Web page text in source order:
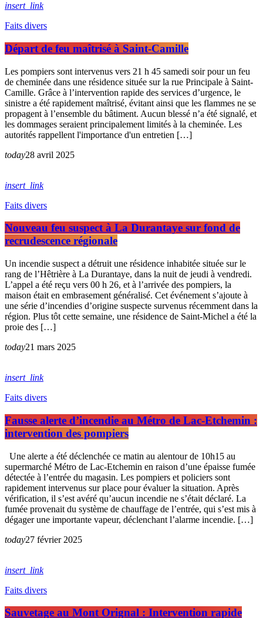
insert_link
Faits divers
Départ de feu maîtrisé à Saint-Camille
Les pompiers sont intervenus vers 21 h 45 samedi soir pour un feu
de cheminée dans une résidence située sur la rue Principale à Saint-
Camille. Grâce à l’intervention rapide des services d’urgence, le
sinistre a été rapidement maîtrisé, évitant ainsi que les flammes ne se
propagent à l’ensemble du bâtiment. Aucun blessé n’a été signalé, et
les dommages seraient principalement limités à la cheminée. Les
autorités rappellent l'importance d'un entretien […]
today28 avril 2025
insert_link
Faits divers
Nouveau feu suspect à La Durantaye sur fond de
recrudescence régionale
Un incendie suspect a détruit une résidence inhabitée située sur le
rang de l’Hêtrière à La Durantaye, dans la nuit de jeudi à vendredi.
L’appel a été reçu vers 00 h 26, et à l’arrivée des pompiers, la
maison était en embrasement généralisé. Cet événement s’ajoute à
une série d’incendies d’origine suspecte survenus récemment dans la
région. Plus tôt cette semaine, une résidence de Saint-Michel a été la
proie des […]
today21 mars 2025
insert_link
Faits divers
Fausse alerte d’incendie au Métro de Lac-Etchemin :
intervention des pompiers
Une alerte a été déclenchée ce matin au alentour de 10h15 au
supermarché Métro de Lac-Etchemin en raison d’une épaisse fumée
détectée à l’entrée du magasin. Les pompiers et policiers sont
rapidement intervenus sur place pour évaluer la situation. Après
vérification, il s’est avéré qu’aucun incendie ne s’était déclaré. La
fumée provenait du système de chauffage de l’entrée, qui s’est mis à
dégager une importante vapeur, déclenchant l’alarme incendie. […]
today27 février 2025
insert_link
Faits divers
Sauvetage au Mont Orignal : Intervention rapide